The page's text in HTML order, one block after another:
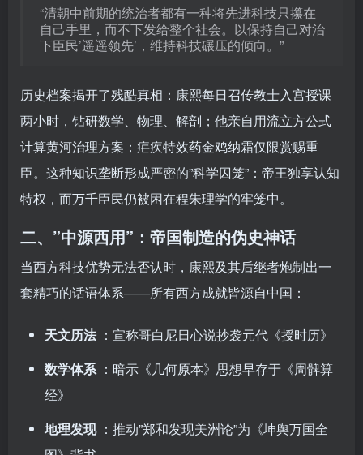
“清朝中前期的统治者都有一种将先进科技只攥在
自己手里，而不下发给整个社会。以保持自己对治
下臣民’遥遥领先’，维持科技碾压的倾向。”
历史档案揭开了残酷真相：康熙每日召传教士入宫授课
两小时，钻研数学、物理、解剖；他亲自用流立方公式
计算黄河治理方案；疟疾特效药金鸡纳霜仅限赏赐重
臣。这种知识垄断形成严密的”科学囚笼”：帝王独享认知
特权，而万千臣民仍被困在程朱理学的牢笼中。
二、”中源西用”：帝国制造的伪史神话
当西方科技优势无法否认时，康熙及其后继者炮制出一
套精巧的话语体系——所有西方成就皆源自中国：
天文历法 ：宣称哥白尼日心说抄袭元代《授时历》
数学体系 ：暗示《几何原本》思想早存于《周髀算
经》
地理发现 ：推动”郑和发现美洲论”为《坤舆万国全